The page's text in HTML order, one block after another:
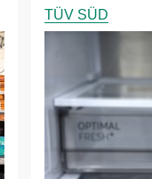
TÜV SÜD